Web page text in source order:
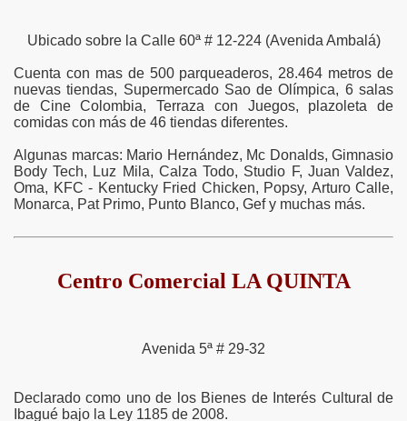
Ubicado sobre la Calle 60ª # 12-224 (Avenida Ambalá)
Cuenta con mas de 500 parqueaderos, 28.464 metros de
nuevas tiendas, Supermercado Sao de Olímpica, 6 salas
de Cine Colombia, Terraza con Juegos, plazoleta de
comidas con más de 46 tiendas diferentes.
Algunas marcas: Mario Hernández, Mc Donalds, Gimnasio
Body Tech, Luz Mila, Calza Todo, Studio F, Juan Valdez,
Oma, KFC - Kentucky Fried Chicken, Popsy, Arturo Calle,
Monarca, Pat Primo, Punto Blanco, Gef y muchas más.
Centro Comercial LA QUINTA
Avenida 5ª # 29-32
Declarado como uno de los Bienes de Interés Cultural de
Ibagué bajo la Ley 1185 de 2008.